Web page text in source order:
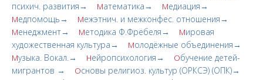
психич. развития→
Математика→ Медиация→
Медпомощь→ Межэтнич. и межконфес. отношения→
Менеджмент→ Методика Ф.Фрёбеля→ Мировая
художественная культура→
Молодёжные объединения→
Музыка. Вокал.→ Нейропсихология→ Обучение детей-
мигрантов →
Основы религиоз. культур (ОРКСЭ) (ОПК)→